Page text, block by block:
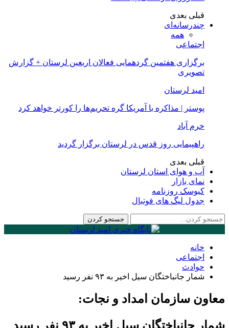
قبلی بعدی
چندرسانه‌ای
همه
اجتماعی
برگزاری هفتمین گردهمایی فعالان اربعین لرستان + گزارش
تصویری
امید لرستان
پوستر | مذاکره با آمریکا گره تحریم‌ها را کورتر خواهد کرد
خرم آباد
راهپیمایی روز قدس در لرستان برگزار گردید
قبلی بعدی
آب و هوای استان لرستان
نمای بازار
کیوسک روزنامه
جدول لیگ های فوتبال
خانه
اجتماعی
حوادث
شمار جانباختگان سیل اخیر به ۹۳ نفر رسید
معاون سازمان امداد و نجات: